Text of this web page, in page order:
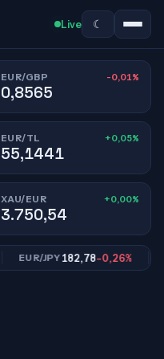
Live ☾
EUR/GBP -0,01%
0,8565
EUR/TL +0,05%
55,1441
XAU/EUR +0,00%
3.750,54
EUR/JPY182,78-0,26%